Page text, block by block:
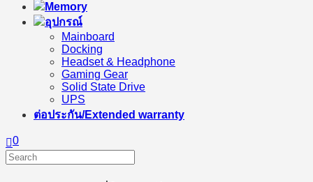
Memory
อุปกรณ์
Mainboard
Docking
Headset & Headphone
Gaming Gear
Solid State Drive
UPS
ต่อประกัน/Extended warranty
0